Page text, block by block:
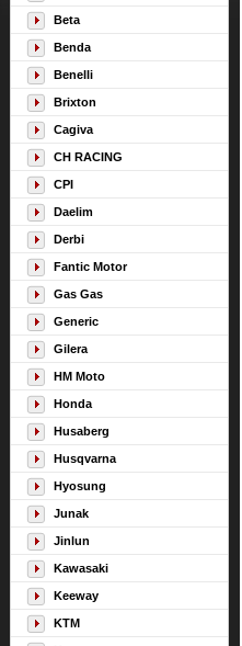
Beta
Benda
Benelli
Brixton
Cagiva
CH RACING
CPI
Daelim
Derbi
Fantic Motor
Gas Gas
Generic
Gilera
HM Moto
Honda
Husaberg
Husqvarna
Hyosung
Junak
Jinlun
Kawasaki
Keeway
KTM